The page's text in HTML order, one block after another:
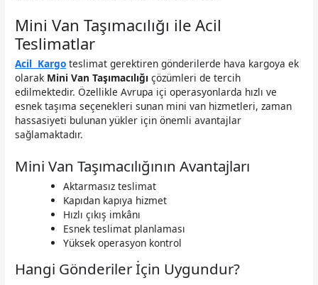
Mini Van Taşımacılığı ile Acil
Teslimatlar
Acil Kargo teslimat gerektiren gönderilerde hava kargoya ek
olarak Mini Van Taşımacılığı çözümleri de tercih
edilmektedir. Özellikle Avrupa içi operasyonlarda hızlı ve
esnek taşıma seçenekleri sunan mini van hizmetleri, zaman
hassasiyeti bulunan yükler için önemli avantajlar
sağlamaktadır.
Mini Van Taşımacılığının Avantajları
Aktarmasız teslimat
Kapıdan kapıya hizmet
Hızlı çıkış imkânı
Esnek teslimat planlaması
Yüksek operasyon kontrol
Hangi Gönderiler İçin Uygundur?